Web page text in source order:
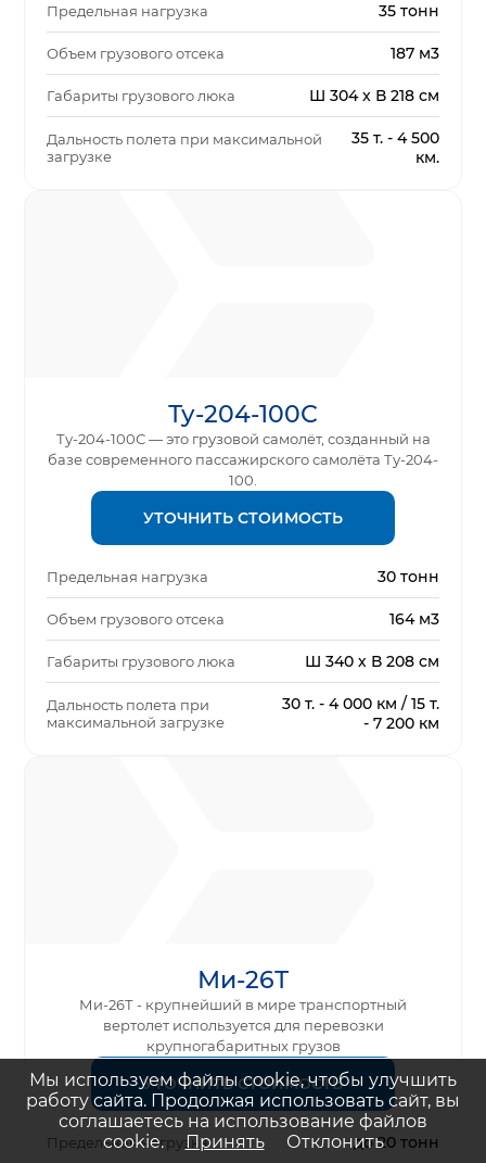
Предельная нагрузка 35 тонн
Объем грузового отсека 187 м3
Габариты грузового люка Ш 304 x В 218 см
Дальность полета при максимальной
загрузке
35 т. - 4 500
км.
Ту-204-100С
Ту-204-100С — это грузовой самолёт, созданный на
базе современного пассажирского самолёта Ту-204-
100.
УТОЧНИТЬ СТОИМОСТЬ
Предельная нагрузка 30 тонн
Объем грузового отсека 164 м3
Габариты грузового люка Ш 340 х В 208 см
Дальность полета при
максимальной загрузке
30 т. - 4 000 км / 15 т.
- 7 200 км
Ми-26Т
Ми-26Т - крупнейший в мире транспортный
вертолет используется для перевозки
крупногабаритных грузов
УТОЧНИТЬ СТОИМОСТЬ
Предельная нагрузка до 20 тонн
Мы используем файлы cookie, чтобы улучшить
работу сайта. Продолжая использовать сайт, вы
соглашаетесь на использование файлов
cookie.
Принять Отклонить